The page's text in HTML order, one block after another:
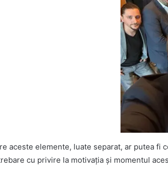
aceste elemente, luate separat, ar putea fi
cu privire la motivația și momentul